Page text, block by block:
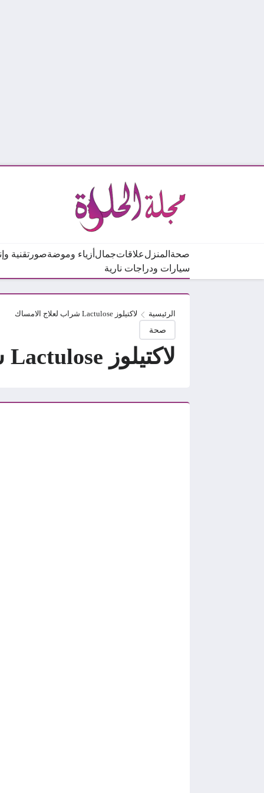
صحة المنزلعلاقاتجمال أزياء وموضةصور تقنية
سيارات ودراجات نارية
الرئيسية لاكتيلوز Lactulose شراب لعلاج الامساك
صحة
لاكتيلوز Lactulose شراب لعلاج الامساك